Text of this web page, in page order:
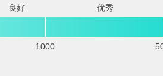
良好 优秀
1000